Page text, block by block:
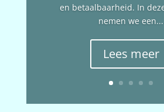
en betaalbaarheid. In
nemen we een...
Lees meer